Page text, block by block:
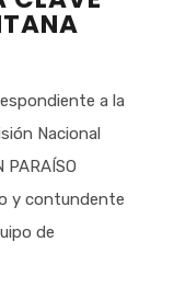
a la
Nacional
PARAÍSO
y contundente
de